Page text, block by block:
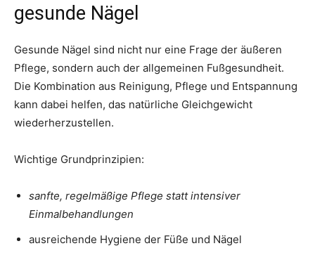
gesunde Nägel
Gesunde Nägel sind nicht nur eine Frage der äußeren
Pflege, sondern auch der allgemeinen Fußgesundheit.
Die Kombination aus Reinigung, Pflege und Entspannung
kann dabei helfen, das natürliche Gleichgewicht
wiederherzustellen.
Wichtige Grundprinzipien:
sanfte, regelmäßige Pflege statt intensiver
Einmalbehandlungen
ausreichende Hygiene der Füße und Nägel